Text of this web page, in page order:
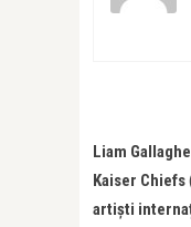
Liam
Kaiser Chiefs
artiști